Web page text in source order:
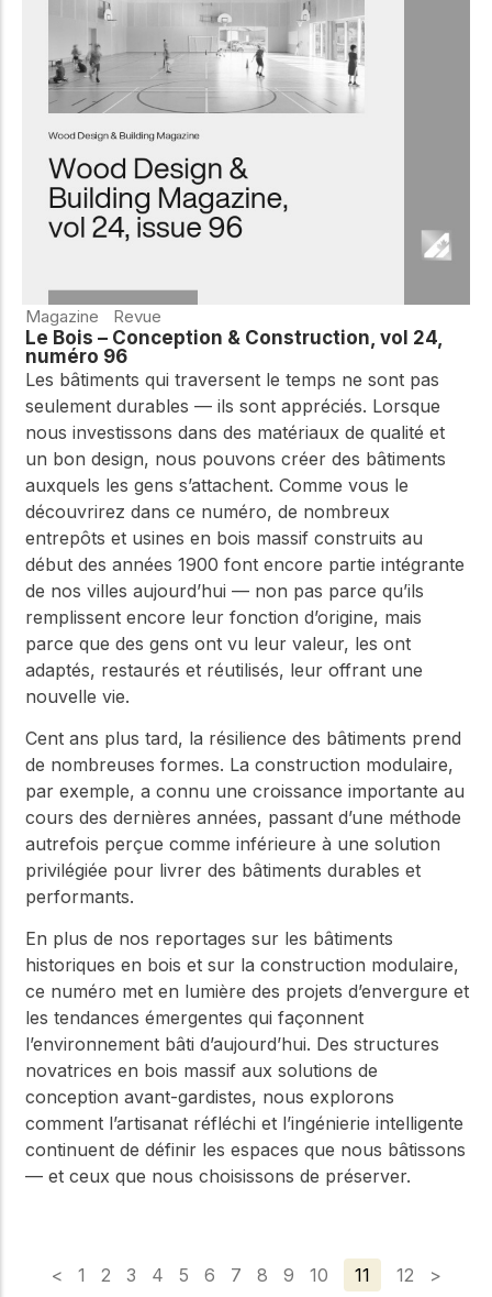
Magazine Revue
Le Bois – Conception & Construction, vol 24,
numéro 96
Les bâtiments qui traversent le temps ne sont pas
seulement durables — ils sont appréciés. Lorsque
nous investissons dans des matériaux de qualité et
un bon design, nous pouvons créer des bâtiments
auxquels les gens s’attachent. Comme vous le
découvrirez dans ce numéro, de nombreux
entrepôts et usines en bois massif construits au
début des années 1900 font encore partie intégrante
de nos villes aujourd’hui — non pas parce qu’ils
remplissent encore leur fonction d’origine, mais
parce que des gens ont vu leur valeur, les ont
adaptés, restaurés et réutilisés, leur offrant une
nouvelle vie.
Cent ans plus tard, la résilience des bâtiments prend
de nombreuses formes. La construction modulaire,
par exemple, a connu une croissance importante au
cours des dernières années, passant d’une méthode
autrefois perçue comme inférieure à une solution
privilégiée pour livrer des bâtiments durables et
performants.
En plus de nos reportages sur les bâtiments
historiques en bois et sur la construction modulaire,
ce numéro met en lumière des projets d’envergure et
les tendances émergentes qui façonnent
l’environnement bâti d’aujourd’hui. Des structures
novatrices en bois massif aux solutions de
conception avant-gardistes, nous explorons
comment l’artisanat réfléchi et l’ingénierie intelligente
continuent de définir les espaces que nous bâtissons
— et ceux que nous choisissons de préserver.
< 1 2 3 4 5 6 7 8 9 10 11 12 >